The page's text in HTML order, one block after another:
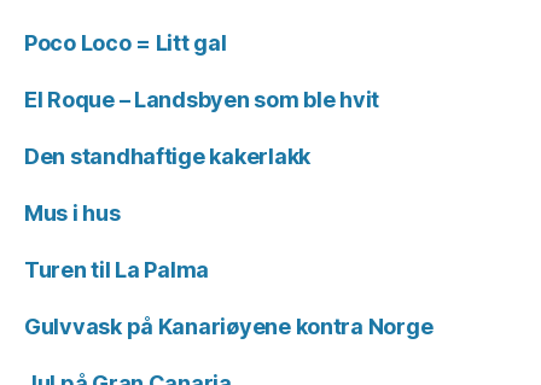
Poco Loco = Litt gal
El Roque – Landsbyen som ble hvit
Den standhaftige kakerlakk
Mus i hus
Turen til La Palma
Gulvvask på Kanariøyene kontra Norge